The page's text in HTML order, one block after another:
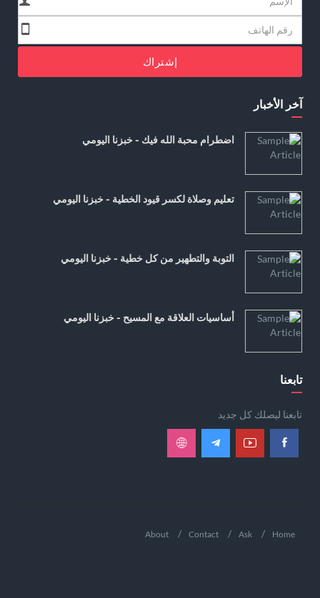
إشتراك
آخر الأخبار
اضطرام محبة الله فيك - خبزنا اليومي
تعليم وصلاة لكسر قيود الخطية - خبزنا اليومي
التوبة والتطهير من كل خطية - خبزنا اليومي
أساسيات العلاقة مع المسيح - خبزنا اليومي
تابعنا
تابعنا ليصلك كل جديد
Home
Ask
Contact
About